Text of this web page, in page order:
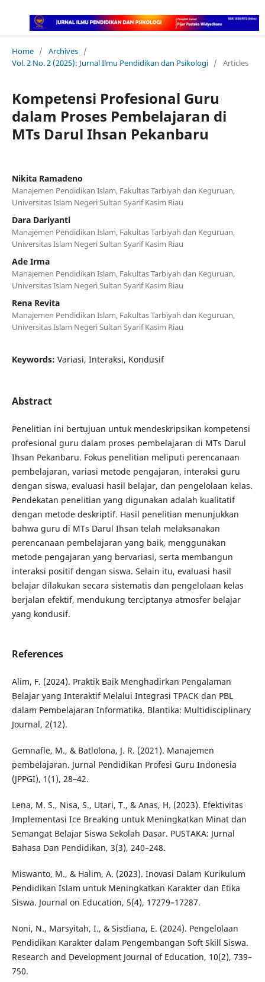
Home / Archives /
Vol. 2 No. 2 (2025): Jurnal Ilmu Pendidikan dan Psikologi / Articles
Kompetensi Profesional Guru
dalam Proses Pembelajaran di
MTs Darul Ihsan Pekanbaru
Nikita Ramadeno
Manajemen Pendidikan Islam, Fakultas Tarbiyah dan Keguruan,
Universitas Islam Negeri Sultan Syarif Kasim Riau
Dara Dariyanti
Manajemen Pendidikan Islam, Fakultas Tarbiyah dan Keguruan,
Universitas Islam Negeri Sultan Syarif Kasim Riau
Ade Irma
Manajemen Pendidikan Islam, Fakultas Tarbiyah dan Keguruan,
Universitas Islam Negeri Sultan Syarif Kasim Riau
Rena Revita
Manajemen Pendidikan Islam, Fakultas Tarbiyah dan Keguruan,
Universitas Islam Negeri Sultan Syarif Kasim Riau
Keywords: Variasi, Interaksi, Kondusif
Abstract
Penelitian ini bertujuan untuk mendeskripsikan kompetensi
profesional guru dalam proses pembelajaran di MTs Darul
Ihsan Pekanbaru. Fokus penelitian meliputi perencanaan
pembelajaran, variasi metode pengajaran, interaksi guru
dengan siswa, evaluasi hasil belajar, dan pengelolaan kelas.
Pendekatan penelitian yang digunakan adalah kualitatif
dengan metode deskriptif. Hasil penelitian menunjukkan
bahwa guru di MTs Darul Ihsan telah melaksanakan
perencanaan pembelajaran yang baik, menggunakan
metode pengajaran yang bervariasi, serta membangun
interaksi positif dengan siswa. Selain itu, evaluasi hasil
belajar dilakukan secara sistematis dan pengelolaan kelas
berjalan efektif, mendukung terciptanya atmosfer belajar
yang kondusif.
References
Alim, F. (2024). Praktik Baik Menghadirkan Pengalaman
Belajar yang Interaktif Melalui Integrasi TPACK dan PBL
dalam Pembelajaran Informatika. Blantika: Multidisciplinary
Journal, 2(12).
Gemnafle, M., & Batlolona, J. R. (2021). Manajemen
pembelajaran. Jurnal Pendidikan Profesi Guru Indonesia
(JPPGI), 1(1), 28–42.
Lena, M. S., Nisa, S., Utari, T., & Anas, H. (2023). Efektivitas
Implementasi Ice Breaking untuk Meningkatkan Minat dan
Semangat Belajar Siswa Sekolah Dasar. PUSTAKA: Jurnal
Bahasa Dan Pendidikan, 3(3), 240–248.
Miswanto, M., & Halim, A. (2023). Inovasi Dalam Kurikulum
Pendidikan Islam untuk Meningkatkan Karakter dan Etika
Siswa. Journal on Education, 5(4), 17279–17287.
Noni, N., Marsyitah, I., & Sisdiana, E. (2024). Pengelolaan
Pendidikan Karakter dalam Pengembangan Soft Skill Siswa.
Research and Development Journal of Education, 10(2), 739–
750.